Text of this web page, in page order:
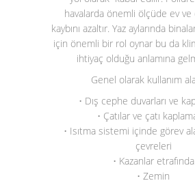
havalarda önemli ölçüde ev ve
kaybını azaltır. Yaz aylarında
için önemli bir rol oynar bu da
ihtiyaç olduğu anlamına
Genel olarak kullanım
• Dış cephe duvarları ve
• Çatılar ve çatı
• Isıtma sistemi içinde görev
çevreleri
• Kazanlar etrafında
• Zemin